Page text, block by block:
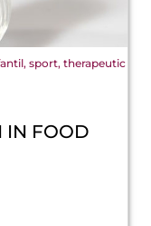
, sport, therapeutic
IN FOOD